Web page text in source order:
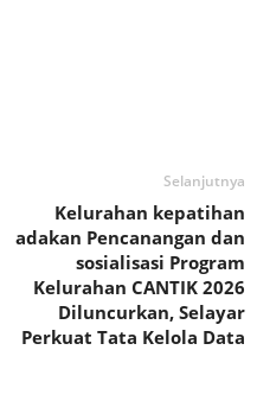
Selanjutnya
Kelurahan kepatihan
adakan Pencanangan dan
sosialisasi Program
Kelurahan CANTIK 2026
Diluncurkan, Selayar
Perkuat Tata Kelola Data